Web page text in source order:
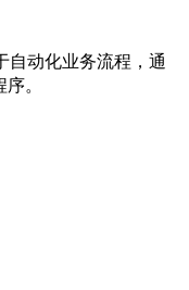
动化业务流程，通
。